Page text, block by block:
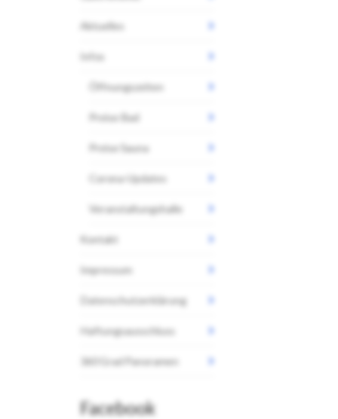
Aktuelles
Infos
Öffnungszeiten
Preise Bad
Preise Sauna
Corona-Updates
Veranstaltungshalle
Kontakt
Impressum
Datenschutzerklärung
Haftungsausschluss
360 Grad Panoramen
Facebook